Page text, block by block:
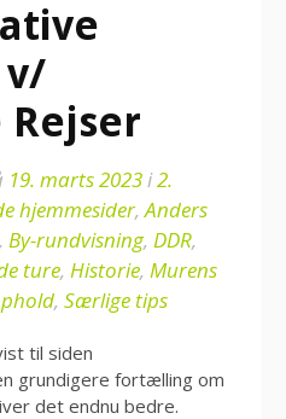
19. marts 2023i2.
hjemmesider,Anders
, By-rundvisning, DDR,
ture, Historie, Murens
, Særlige tips
til siden
grundigere fortælling om
det endnu bedre.